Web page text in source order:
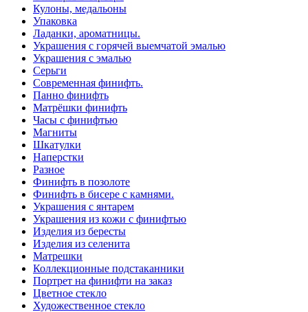
Кулоны, медальоны
Упаковка
Ладанки, ароматницы.
Украшения с горячей выемчатой эмалью
Украшения с эмалью
Серьги
Современная финифть.
Панно финифть
Матрёшки финифть
Часы с финифтью
Магниты
Шкатулки
Наперстки
Разное
Финифть в позолоте
Финифть в бисере с камнями.
Украшения с янтарем
Украшения из кожи с финифтью
Изделия из бересты
Изделия из селенита
Матрешки
Коллекционные подстаканники
Портрет на финифти на заказ
Цветное стекло
Художественное стекло